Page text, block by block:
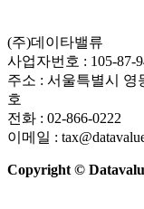
(주)데이타밸류
사업자번호 : 105-87-
주소 : 서울특별시 영
호
전화 : 02-866-0222
이메일 :
Copyright ©